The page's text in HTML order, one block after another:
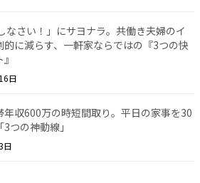
なさい！」にサヨナラ。共働き夫婦のイ
的に減らす、一軒家ならではの『3つの快
日
年収600万の時短間取り。平日の家事を30
つの神動線」
日